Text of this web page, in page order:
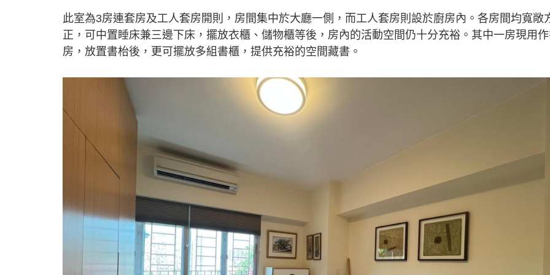
此室為3房連套房及工人套房開則，房間集中於大廳一側，而工人套房則設於廚房內。各房間均寬敞
正，可中置睡床兼三邊下床，擺放衣櫃、儲物櫃等後，房內的活動空間仍十分充裕。其中一房現用
房，放置書枱後，更可擺放多組書櫃，提供充裕的空間藏書。